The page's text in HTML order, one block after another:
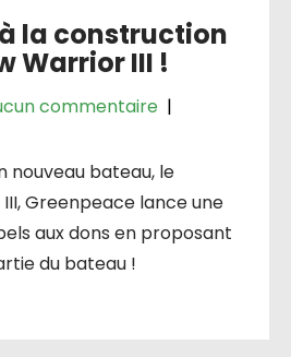
la construction
Warrior III !
commentaire |
nouveau bateau, le
Greenpeace lance une
aux dons en proposant
du bateau !